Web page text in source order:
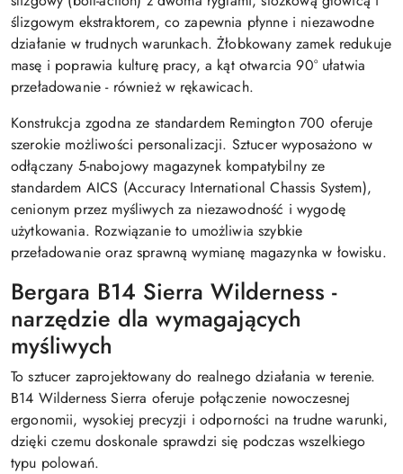
ślizgowym ekstraktorem, co zapewnia płynne i niezawodne
działanie w trudnych warunkach. Żłobkowany zamek redukuje
masę i poprawia kulturę pracy, a kąt otwarcia 90° ułatwia
przeładowanie - również w rękawicach.
Konstrukcja zgodna ze standardem Remington 700 oferuje
szerokie możliwości personalizacji. Sztucer wyposażono w
odłączany 5-nabojowy magazynek kompatybilny ze
standardem AICS (Accuracy International Chassis System),
cenionym przez myśliwych za niezawodność i wygodę
użytkowania. Rozwiązanie to umożliwia szybkie
przeładowanie oraz sprawną wymianę magazynka w łowisku.
Bergara B14 Sierra Wilderness -
narzędzie dla wymagających
myśliwych
To sztucer zaprojektowany do realnego działania w terenie.
B14 Wilderness Sierra oferuje połączenie nowoczesnej
ergonomii, wysokiej precyzji i odporności na trudne warunki,
dzięki czemu doskonale sprawdzi się podczas wszelkiego
typu polowań.